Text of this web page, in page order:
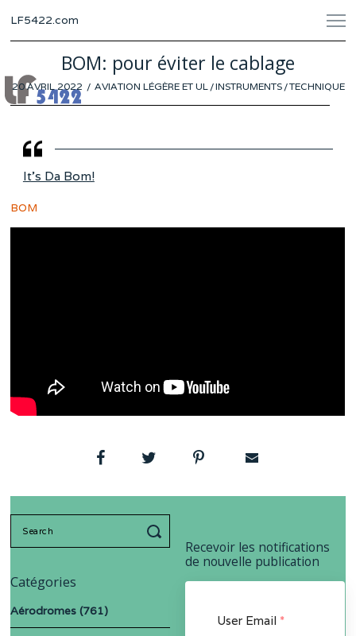
LF5422.com
BOM: pour éviter le cablage
POSTED
ON
20 AVRIL 2022 18AVIATION LÉGÈRE ET UL /INSTRUMENTS /TECHNIQUE
It’s Da Bom!
BOM
Recevoir les notifications
de nouvelle publication
User Email *
Catégories
Aérodromes (761)